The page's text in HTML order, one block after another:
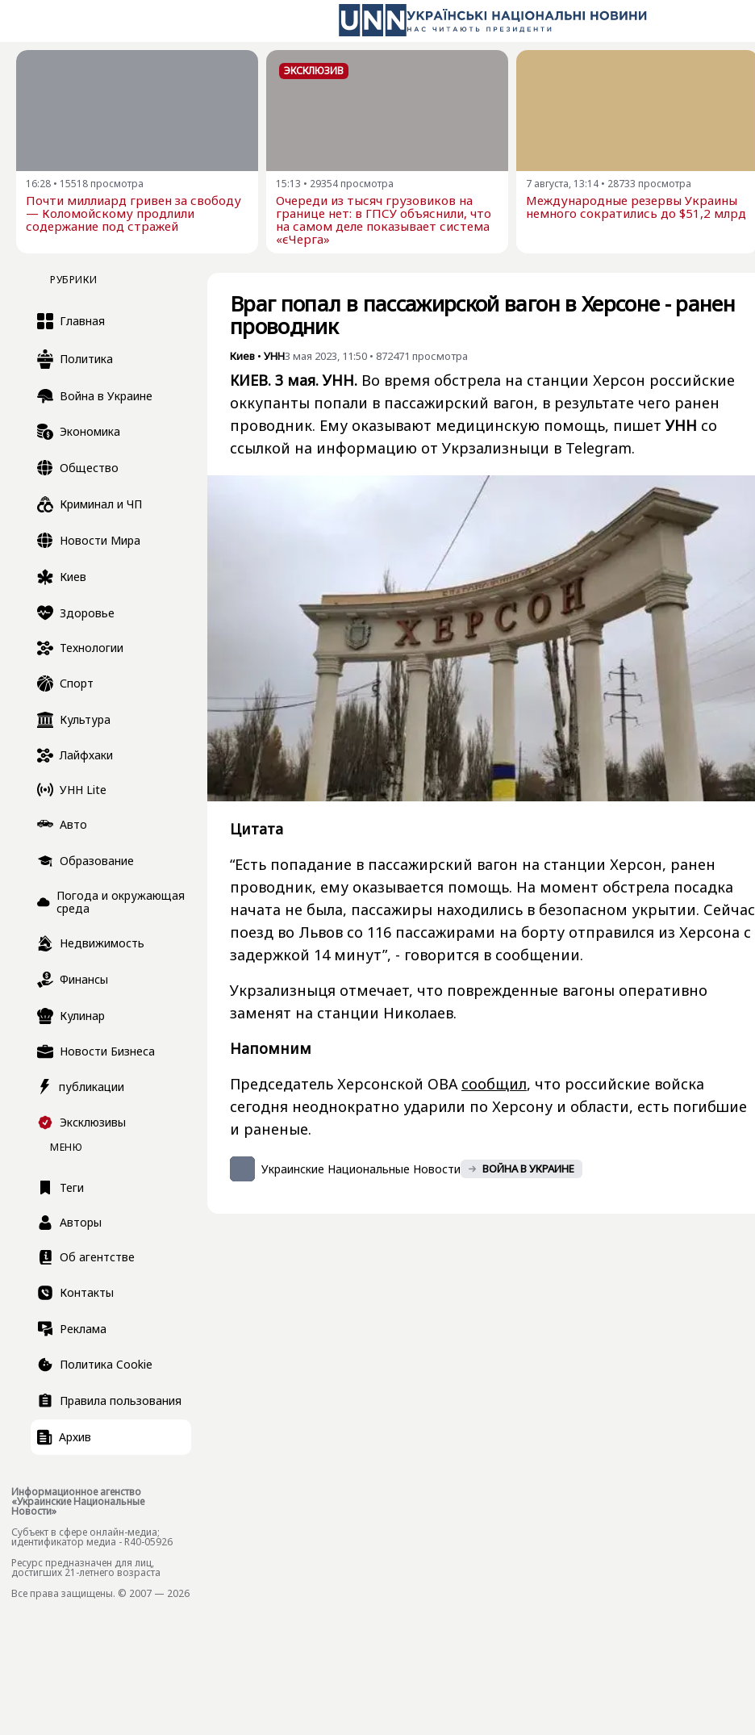
16:28 • 15518 просмотра
Почти миллиард гривен за свободу
— Коломойскому продлили
содержание под стражей
ЭКСКЛЮЗИВ
15:13 • 29354 просмотра
Очереди из тысяч грузовиков на
границе нет: в ГПСУ объяснили, что
на самом деле показывает система
«єЧерга»
7 августа, 13:14 • 28733 просмотра
Международные резервы Украины
немного сократились до $51,2 млрд
РУБРИКИ
Главная
Политика
Война в Украине
Экономика
Общество
Криминал и ЧП
Новости Мира
Киев
Здоровье
Технологии
Спорт
Культура
Лайфхаки
УНН Lite
Авто
Образование
Погода и окружающая
среда
Недвижимость
Финансы
Кулинар
Новости Бизнеса
публикации
Эксклюзивы
МЕНЮ
Теги
Авторы
Об агентстве
Контакты
Реклама
Политика Cookie
Правила пользования
Архив
Информационное агенство
«Украинские Национальные
Новости»
Субъект в сфере онлайн-медиа;
идентификатор медиа - R40-05926
Ресурс предназначен для лиц,
достигших 21-летнего возраста
Все права защищены. © 2007 — 2026
Враг попал в пассажирской вагон в Херсоне - ранен
проводник
Киев • УНН3 мая 2023, 11:50 • 872471 просмотра
КИЕВ. 3 мая. УНН. Во время обстрела на станции Херсон российские
оккупанты попали в пассажирский вагон, в результате чего ранен
проводник. Ему оказывают медицинскую помощь, пишетУНН со
ссылкой на информацию от Укрзализныци в Telegram.
Цитата
“Есть попадание в пассажирский вагон на станции Херсон, ранен
проводник, ему оказывается помощь. На момент обстрела посадка
начата не была, пассажиры находились в безопасном укрытии. Сейчас
поезд во Львов со 116 пассажирами на борту отправился из Херсона с
задержкой 14 минут”, - говорится в сообщении.
Укрзализныця отмечает, что поврежденные вагоны оперативно
заменят на станции Николаев.
Напомним
Председатель Херсонской ОВА сообщил, что российские войска
сегодня неоднократно ударили по Херсону и области, есть погибшие
и раненые.
Украинские Национальные Новости ВОЙНА В УКРАИНЕ